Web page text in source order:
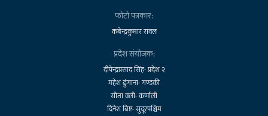
फोटो पत्रकार:
कबेन्द्रकुमार रावल
प्रदेश संयोजक:
दीपेन्द्रप्रसाद सिंह- प्रदेश २
महेश ढुंगाना- गण्डकी
सीता वली- कर्णाली
दिनेश बिष्ट- सुदूरपश्चिम